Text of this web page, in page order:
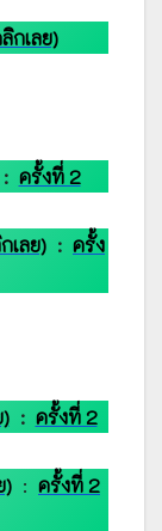
กเลย)
: ครั้งที่ 2
เลย) : ครั้ง
: ครั้งที่ 2
) : ครั้งที่ 2